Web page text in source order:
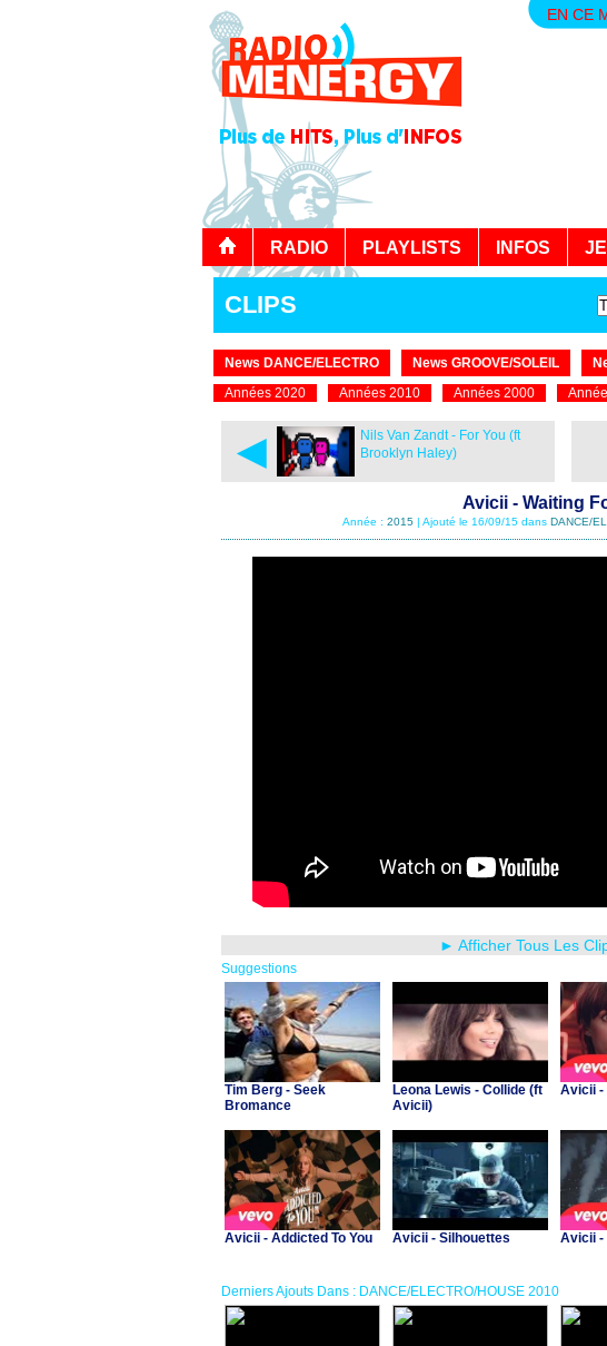
EN CE
RADIO PLAYLISTS INFOS
CLIPS
News DANCE/ELECTRO News GROOVE/SOLEIL
Années 2020
Années 2010 Années 2000
◄
Nils Van Zandt - For You (ft
Brooklyn Haley)
Avicii - Waiting
Année : 2015 | Ajouté le 16/09/15 dans DANCE/
► Afficher Tous Les
Suggestions
Tim Berg - Seek
Bromance
Leona Lewis - Collide (ft
Avicii)
Avicii -
Avicii - Addicted To You Avicii - Silhouettes Avicii -
Derniers Ajouts Dans : DANCE/ELECTRO/HOUSE 2010